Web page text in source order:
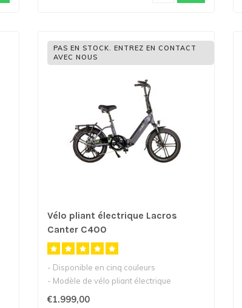
PAS EN STOCK. ENTREZ EN CONTACT
AVEC NOUS
Vélo pliant électrique Lacros
Canter C400
- Disponible en cinq couleurs
- Modèle de vélo pliant électrique
confortable..
€1.999,00